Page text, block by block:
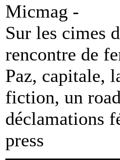
Micmag -
Sur les cimes
rencontre de
Paz, capitale,
fiction, un
déclamations
press